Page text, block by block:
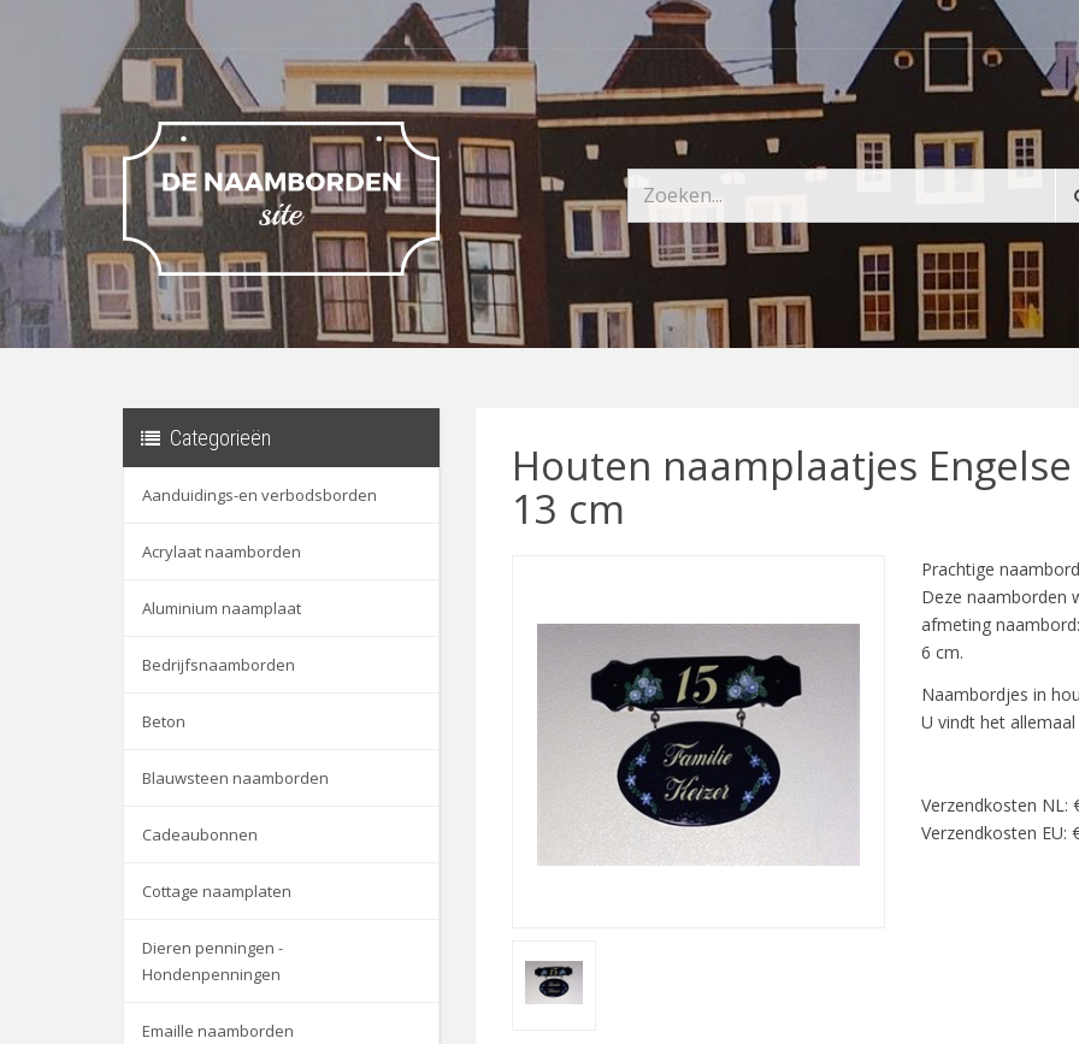
Categorieën
Aanduidings-en verbodsborden
Acrylaat naamborden
Aluminium naamplaat
Bedrijfsnaamborden
Beton
Blauwsteen naamborden
Cadeaubonnen
Cottage naamplaten
Dieren penningen -
Hondenpenningen
Emaille naamborden
Houten naamplaatjes
13 cm
Prachtige
Deze naamborden
afmeting
6 cm.
Naambordjes in
U vindt het
Verzendkosten NL:
Verzendkosten EU: